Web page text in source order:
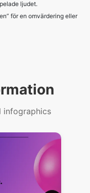
ljudet.
för en omvärdering eller
infographics